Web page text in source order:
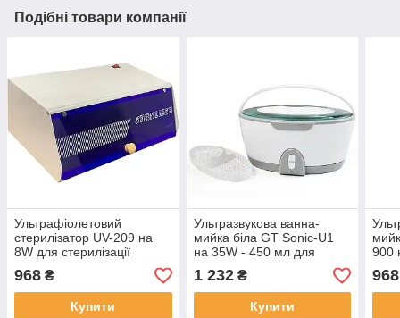
Подібні товари компанії
Ультрафіолетовий
стерилізатор UV-209 на
8W для стерилізації
манікюрних і
косметологічних
інструментів
968 ₴
Купити
Ультразвукова ванна-
мийка біла GT Sonic-U1
на 35W - 450 мл для
чистки та стерилізації
манікюрних і
косметологічних
інструментів
1 232₴
Купити
900
968